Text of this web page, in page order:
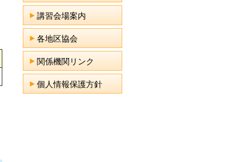
講習会場案内
各地区協会
関係機関リンク
個人情報保護方針